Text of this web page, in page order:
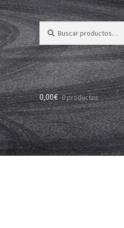
Buscar
por:
Buscar
0,00€ 0 productos